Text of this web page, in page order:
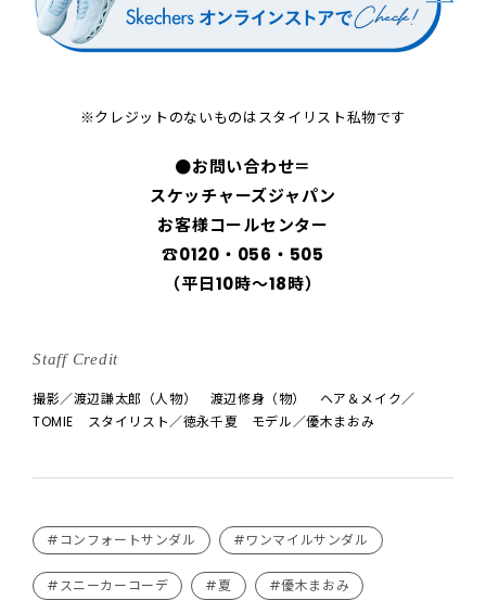
※クレジットのないものはスタイリスト私物です
●お問い合わせ＝
スケッチャーズジャパン
お客様コールセンター
☎︎0120・056・505
（平日10時〜18時）
Staff Credit
撮影／渡辺謙太郎（人物） 渡辺修身（物） ヘア＆メイク／
TOMIE スタイリスト／徳永千夏 モデル／優木まおみ
#コンフォートサンダル #ワンマイルサンダル
#スニーカーコーデ #夏 #優木まおみ